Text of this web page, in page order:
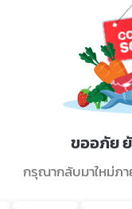
ขออภัย
กรุณากลับมาใหม่ภ